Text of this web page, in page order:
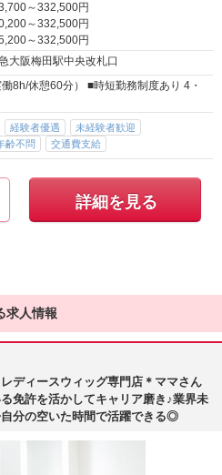
～332,500円
～332,500円
～332,500円
大阪梅田駅中央改札口
8h/休憩60分） ■時短勤務制度あり 4・
経験者優遇
未経験者歓迎
齢不問 交通費支給
詳細を見る
求人情報
ディースウィッグ専門店＊ママさん
免許を活かしてキャリア磨き♪業界未
分の空いた時間で活躍できる◎